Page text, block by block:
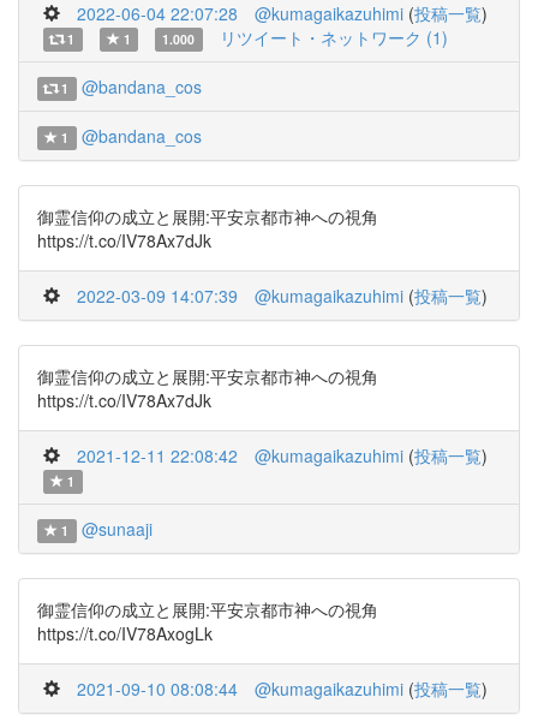
2022-06-04 22:07:28 @kumagaikazuhimi (投稿一覧)
1 1 1.000 リツイート・ネットワーク (1)
1 @bandana_cos
1 @bandana_cos
御霊信仰の成立と展開:平安京都市神への視角
https://t.co/IV78Ax7dJk
2022-03-09 14:07:39 @kumagaikazuhimi (投稿一覧)
御霊信仰の成立と展開:平安京都市神への視角
https://t.co/IV78Ax7dJk
2021-12-11 22:08:42 @kumagaikazuhimi (投稿一覧)
1
1 @sunaaji
御霊信仰の成立と展開:平安京都市神への視角
https://t.co/IV78AxogLk
2021-09-10 08:08:44 @kumagaikazuhimi (投稿一覧)